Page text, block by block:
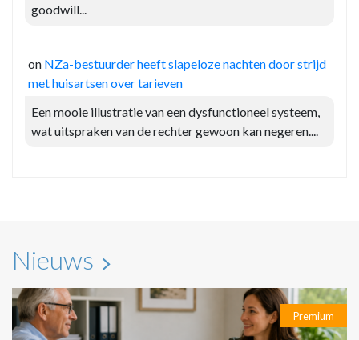
goodwill...
on NZa-bestuurder heeft slapeloze nachten door strijd
met huisartsen over tarieven
Een mooie illustratie van een dysfunctioneel systeem,
wat uitspraken van de rechter gewoon kan negeren....
Nieuws
Premium